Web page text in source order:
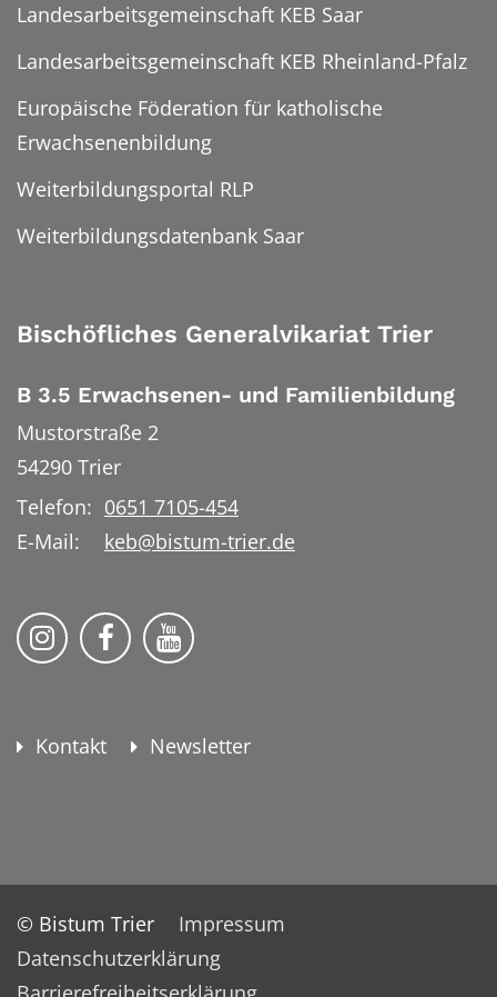
Landesarbeitsgemeinschaft KEB Saar
Landesarbeitsgemeinschaft KEB Rheinland-Pfalz
Europäische Föderation für katholische
Erwachsenenbildung
Weiterbildungsportal RLP
Weiterbildungsdatenbank Saar
Bischöfliches Generalvikariat Trier
B 3.5 Erwachsenen- und Familienbildung
Mustorstraße 2
54290 Trier
Telefon: 0651 7105-454
E-Mail:
keb@bistum-trier.de
KEB Bildung Leben auf Instagram
KEB Bildung Leben auf Facebook
KEB Bildung Leben auf
Kontakt Newsletter
© Bistum Trier
Impressum
Datenschutzerklärung